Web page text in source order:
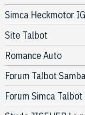
Simca Heckmotor
Site Talbot
Romance Auto
Forum Talbot
Forum Simca